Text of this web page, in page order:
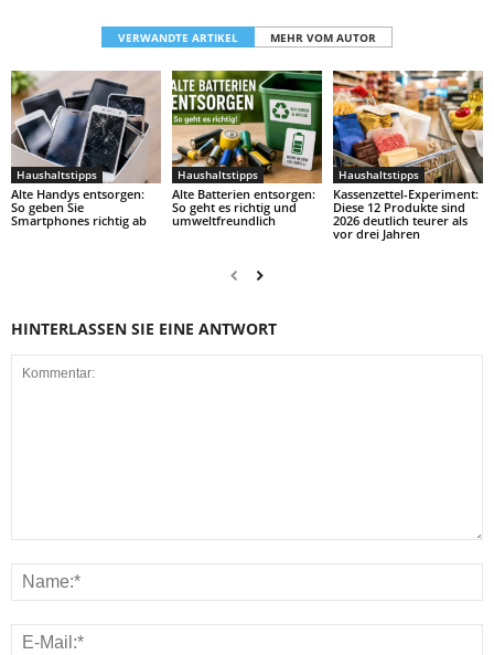
VERWANDTE ARTIKEL MEHR VOM AUTOR
Haushaltstipps
Alte Handys entsorgen:
So geben Sie
Smartphones richtig ab
Haushaltstipps
Alte Batterien entsorgen:
So geht es richtig und
umweltfreundlich
Haushaltstipps
Kassenzettel-Experiment:
Diese 12 Produkte sind
2026 deutlich teurer als
vor drei Jahren
HINTERLASSEN SIE EINE ANTWORT